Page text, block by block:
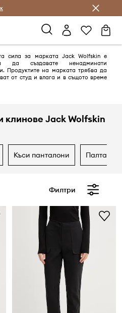
с Answear Club
сила за марката Jack Wolfskin е
да създавате ненадминати
Продуктите на марката трябва да
от студ и влага и в същото време
клинове Jack Wolfskin
къси панталони палта
Филтри